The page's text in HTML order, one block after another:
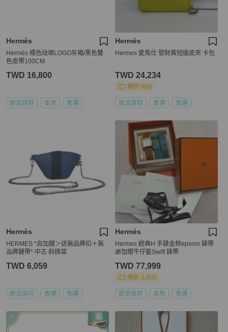
Hermès
Hermès 橘色琺瑯LOGO灰褐/黑色雙
色皮帶100CM
TWD 16,800
狀況良好 本地 免運
Hermès
Hermes 愛馬仕 發財黃短版皮夾 卡包
TWD 24,234
現折 800
狀況良好 香港 免運
Hermès
HERMES *自加鏈＞送無品牌扣＋無
品牌鏈帶* 中古 斜揹袋
TWD 6,059
狀況尚可 香港 免運
Hermès
Hermes 經典H 手錶金棕epsom 錶帶
🎁加贈牛仔藍Swift 錶帶
TWD 77,999
現折 2,000
狀況良好 本地 免運